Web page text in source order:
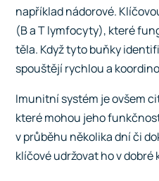
například nádorové.
(B a T lymfocyty), které
těla. Když tyto buňky
spouštějí rychlou a
Imunitní systém je ovšem
které mohou jeho
v průběhu několika dní či
klíčové udržovat ho v dobré